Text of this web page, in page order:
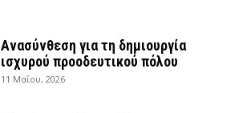
Ανασύνθεση για τη δημιουργία
ισχυρού προοδευτικού πόλου
11 Μαΐου, 2026